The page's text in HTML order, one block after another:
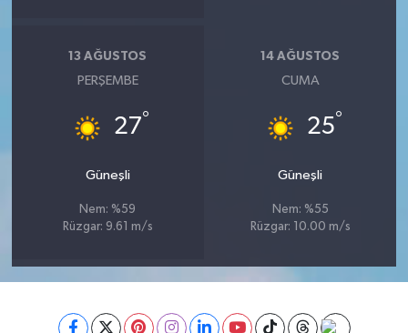
13 AĞUSTOS
PERŞEMBE
27°
Güneşli
Nem: %59
Rüzgar: 9.61 m/s
14 AĞUSTOS
CUMA
25°
Güneşli
Nem: %55
Rüzgar: 10.00 m/s